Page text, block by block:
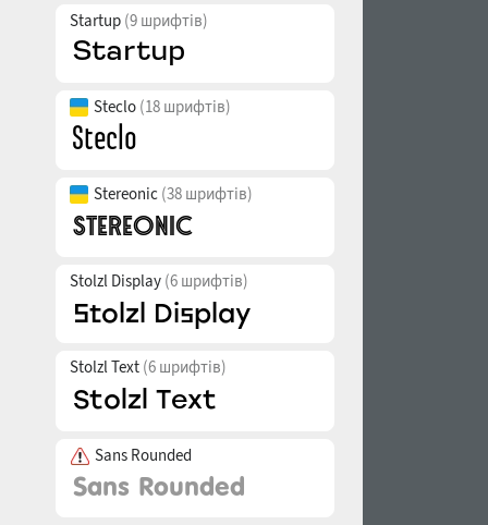
Startup (9 шрифтів)
Steclo (18 шрифтів)
Stereonic (38 шрифтів)
Stolzl Display (6 шрифтів)
Stolzl Text (6 шрифтів)
Sans Rounded